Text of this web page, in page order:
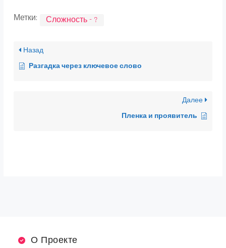
Метки: Сложность - ?
Назад
Разгадка через ключевое слово
Далее
Пленка и проявитель
О Проекте